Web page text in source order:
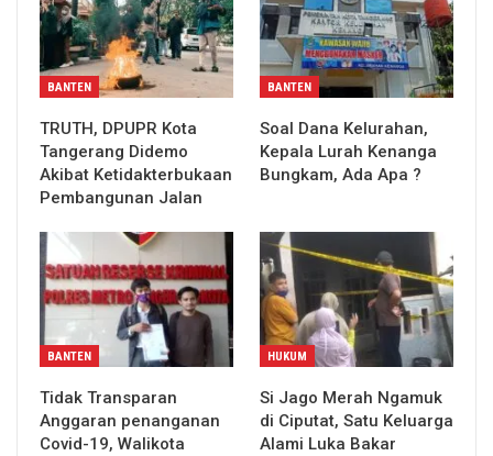
BANTEN
TRUTH, DPUPR Kota
Tangerang Didemo
Akibat Ketidakterbukaan
Pembangunan Jalan
BANTEN
Soal Dana Kelurahan,
Kepala Lurah Kenanga
Bungkam, Ada Apa ?
BANTEN
Tidak Transparan
Anggaran penanganan
Covid-19, Walikota
HUKUM
Si Jago Merah Ngamuk
di Ciputat, Satu Keluarga
Alami Luka Bakar